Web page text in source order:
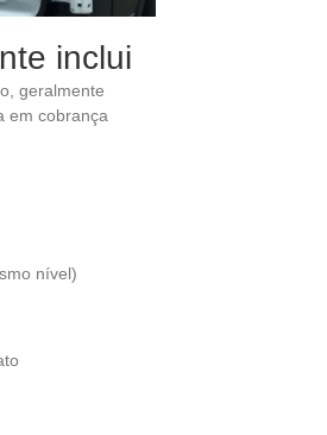
inclui
geralmente
em cobrança
nível)